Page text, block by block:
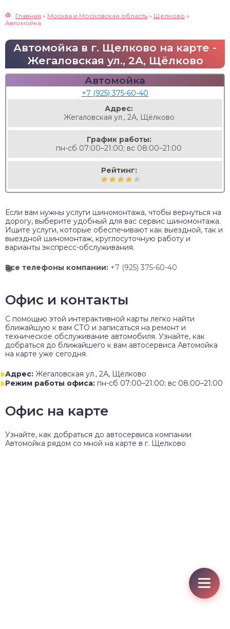
Главная » Москва и Московская область » Щелково »
Автомойка
Автомойка в г. Щелково на карте -
Жегаловская ул., 2А, Щёлково
Автомойка
+7 (925) 375-60-40
Адрес:
Жегаловская ул., 2А, Щёлково
График работы:
пн-сб 07:00–21:00; вс 08:00–21:00
Рейтинг:
Если вам нужны услуги шиномонтажа, чтобы вернуться на
дорогу, выберите удобный для вас сервис шиномонтажа.
Ищите услуги, которые обеспечивают как выездной, так и
выездной шиномонтаж, круглосуточную работу и
варианты экспресс-обслуживания.
Все телефоны компании: +7 (925) 375-60-40
Офис и контакты
C помощью этой интерактивной карты легко найти
ближайшую к вам СТО и записаться на ремонт и
техническое обслуживание автомобиля. Узнайте, как
добраться до ближайшего к вам автосервиса Автомойка
на карте уже сегодня.
Адрес: Жегаловская ул., 2А, Щёлково
Режим работы офиса: пн-сб 07:00–21:00; вс 08:00–21:00
Офис на карте
Узнайте, как добраться до автосервиса компании
Автомойка рядом со мной на карте в г. Щелково